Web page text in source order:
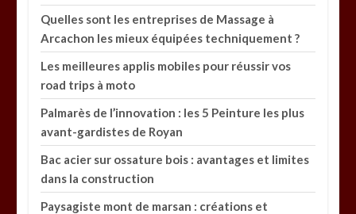
Quelles sont les entreprises de Massage à
Arcachon les mieux équipées techniquement ?
Les meilleures applis mobiles pour réussir vos
road trips à moto
Palmarès de l’innovation : les 5 Peinture les plus
avant-gardistes de Royan
Bac acier sur ossature bois : avantages et limites
dans la construction
Paysagiste mont de marsan : créations et